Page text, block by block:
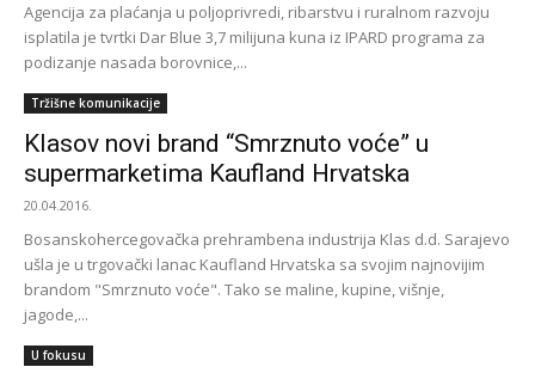
Agencija za plaćanja u poljoprivredi, ribarstvu i ruralnom razvoju
isplatila je tvrtki Dar Blue 3,7 milijuna kuna iz IPARD programa za
podizanje nasada borovnice,...
Tržišne komunikacije
Klasov novi brand “Smrznuto voće” u
supermarketima Kaufland Hrvatska
20.04.2016.
Bosanskohercegovačka prehrambena industrija Klas d.d. Sarajevo
ušla je u trgovački lanac Kaufland Hrvatska sa svojim najnovijim
brandom "Smrznuto voće". Tako se maline, kupine, višnje,
jagode,...
U fokusu